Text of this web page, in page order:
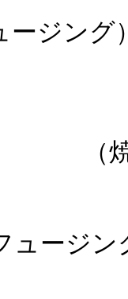
ージング
ュージン